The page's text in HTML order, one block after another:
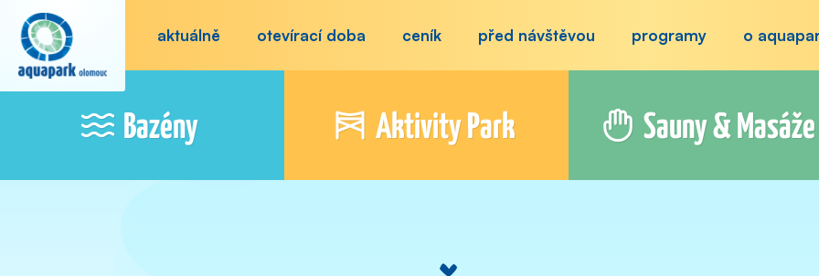
aktuálně otevírací doba ceník před návštěvou programy o
Bazény Aktivity Park Sauny & Masáže